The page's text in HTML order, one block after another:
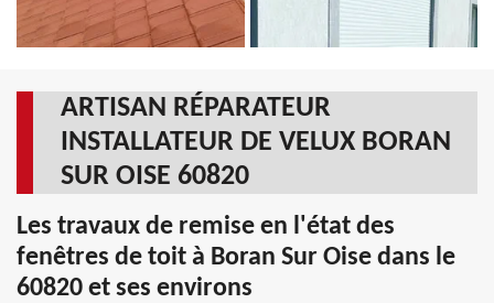
ARTISAN RÉPARATEUR
INSTALLATEUR DE VELUX BORAN
SUR OISE 60820
Les travaux de remise en l'état des
fenêtres de toit à Boran Sur Oise dans le
60820 et ses environs